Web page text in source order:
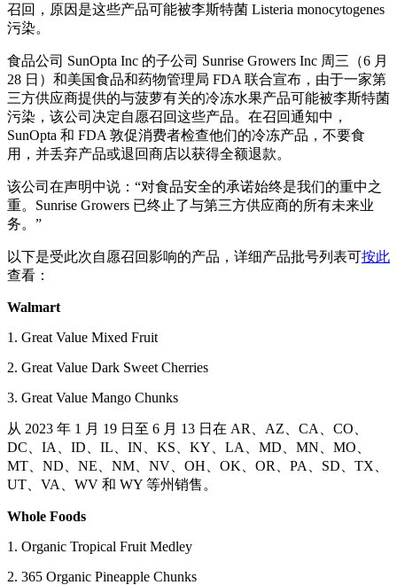
召回，原因是这些产品可能被李斯特菌 Listeria monocytogenes
污染。
食品公司 SunOpta Inc 的子公司 Sunrise Growers Inc 周三（6 月
28 日）和美国食品和药物管理局 FDA 联合宣布，由于一家第
三方供应商提供的与菠萝有关的冷冻水果产品可能被李斯特菌
污染，该公司决定自愿召回这些产品。在召回通知中，
SunOpta 和 FDA 敦促消费者检查他们的冷冻产品，不要食
用，并丢弃产品或退回商店以获得全额退款。
该公司在声明中说：“对食品安全的承诺始终是我们的重中之
重。Sunrise Growers 已终止了与第三方供应商的所有未来业
务。”
以下是受此次自愿召回影响的产品，详细产品批号列表可按此
查看：
Walmart
1. Great Value Mixed Fruit
2. Great Value Dark Sweet Cherries
3. Great Value Mango Chunks
从 2023 年 1 月 19 日至 6 月 13 日在 AR、AZ、CA、CO、
DC、IA、ID、IL、IN、KS、KY、LA、MD、MN、MO、
MT、ND、NE、NM、NV、OH、OK、OR、PA、SD、TX、
UT、VA、WV 和 WY 等州销售。
Whole Foods
1. Organic Tropical Fruit Medley
2. 365 Organic Pineapple Chunks